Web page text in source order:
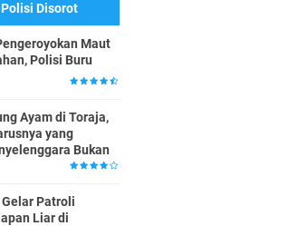
Disorot
Maut
Polisi Buru
Ayam di Toraja,
yang
Bukan
Patroli
Liar di